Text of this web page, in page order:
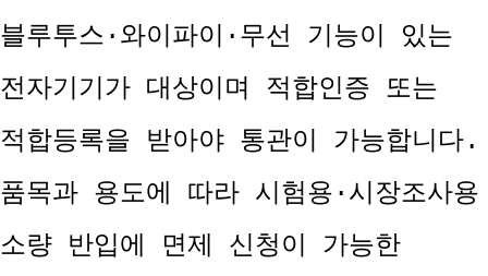
블루투스·와이파이·무선 기능이 있는
전자기기가 대상이며 적합인증 또는
적합등록을 받아야 통관이 가능합니다.
품목과 용도에 따라 시험용·시장조사용
소량 반입에 면제 신청이 가능한